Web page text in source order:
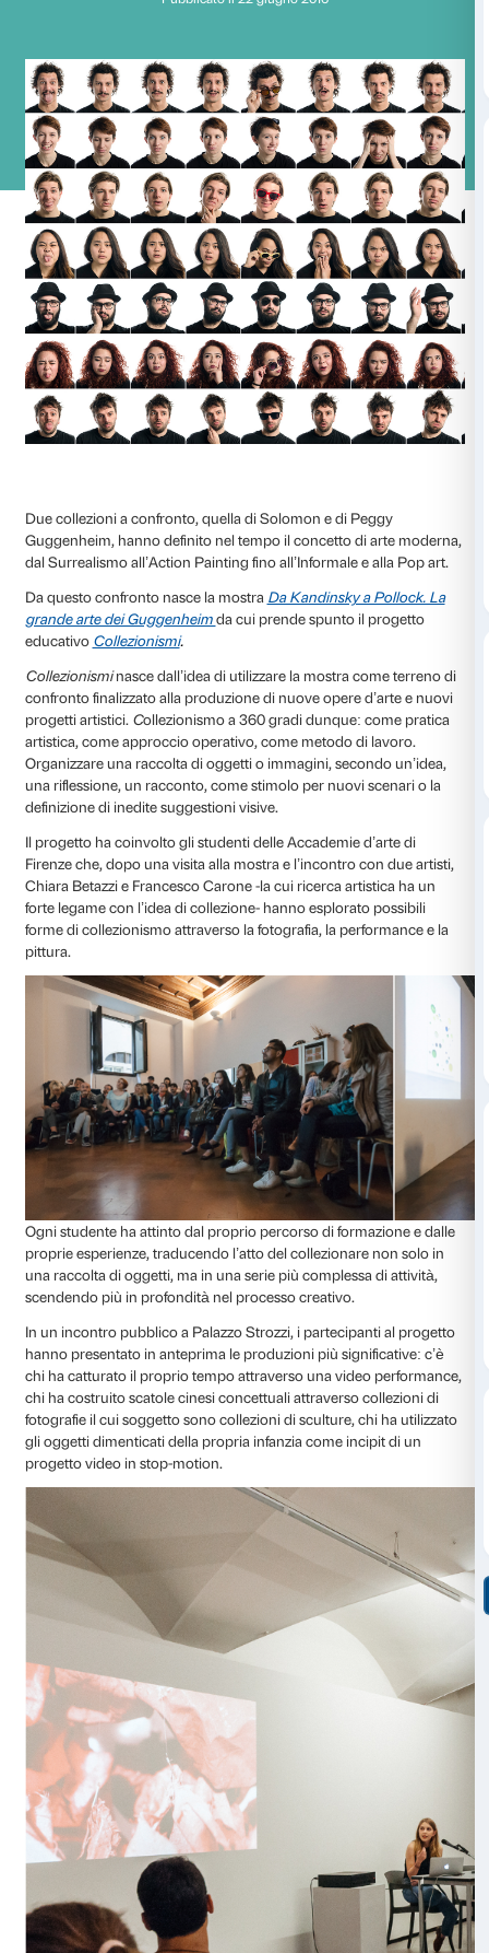
Collezionismi
Pubblicato il 22 giugno 2016
Due collezioni a confronto, quella di Solomon e di
Guggenheim, hanno definito nel tempo il concetto
dal Surrealismo all’Action Painting fino all’Informale
Da questo confronto nasce la mostra
grande arte dei Guggenheim da cui prende spunto
educativoCollezionismi
Collezionismi nasce dall’idea di utilizzare la mostra
confronto finalizzato alla produzione di nuove opere
progetti artistici.Collezionismo a 360 gradi dunque:
artistica, come approccio operativo, come metodo
Organizzare una raccolta di oggetti o immagini,
una riflessione, un racconto, come stimolo per
definizione di inedite suggestioni visive.
Il progetto ha coinvolto gli studenti delle Accademie
Chiara Betazzi e Francesco Carone -la cui ricerca
forte legame con l’idea di collezione- hanno
forme di collezionismo attraverso la fotografia, la
pittura.
Ogni studente ha attinto dal proprio percorso di
proprie esperienze, traducendo l’atto del
una raccolta di oggetti, ma in una serie più
scendendo più in profondità nel processo creativo.
In un incontro pubblico a Palazzo Strozzi, i